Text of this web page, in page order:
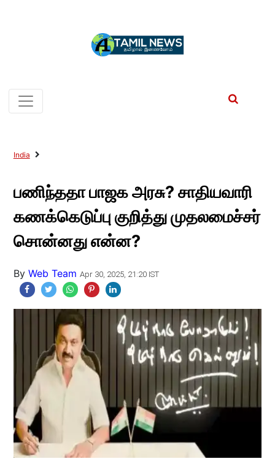
India
பணிந்ததா பாஜக அரசு? சாதியவாரி
கணக்கெடுப்பு குறித்து முதலமைச்சர்
சொன்னது என்ன?
By Web Team Apr 30, 2025, 21:20 IST